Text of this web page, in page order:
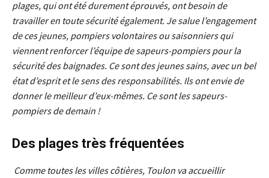
plages, qui ont été durement éprouvés, ont besoin de
travailler en toute sécurité également. Je salue l’engagement
de ces jeunes, pompiers volontaires ou saisonniers qui
viennent renforcer l’équipe de sapeurs-pompiers pour la
sécurité des baignades. Ce sont des jeunes sains, avec un bel
état d’esprit et le sens des responsabilités. Ils ont envie de
donner le meilleur d’eux-mêmes. Ce sont les sapeurs-
pompiers de demain !
Des plages très fréquentées
Comme toutes les villes côtières, Toulon va accueillir